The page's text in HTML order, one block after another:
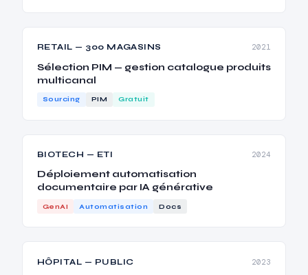
RETAIL — 300 MAGASINS 2021
Sélection PIM — gestion catalogue produits
multicanal
Sourcing PIM Gratuit
BIOTECH — ETI 2024
Déploiement automatisation
documentaire par IA générative
GenAI Automatisation Docs
HÔPITAL — PUBLIC 2023